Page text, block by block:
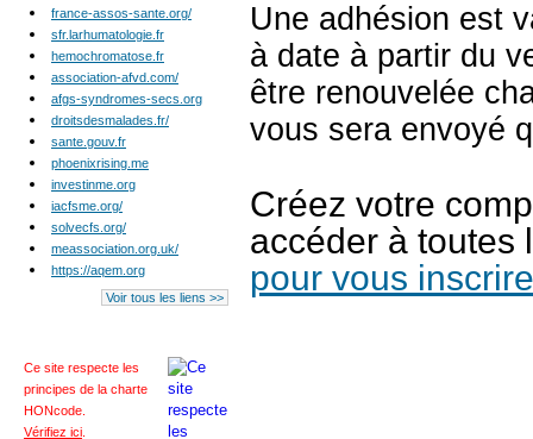
Une adhésion est
à date à partir du
être renouvelée
vous sera envoyé
Créez votre
accéder à toutes
pour vous inscrire
france-assos-sante.org/
sfr.larhumatologie.fr
hemochromatose.fr
association-afvd.com/
afgs-syndromes-secs.org
droitsdesmalades.fr/
sante.gouv.fr
phoenixrising.me
investinme.org
iacfsme.org/
solvecfs.org/
meassociation.org.uk/
https://aqem.org
Voir tous les liens >>
Ce site respecte les
principes de la charte
HONcode
Vérifiez ici